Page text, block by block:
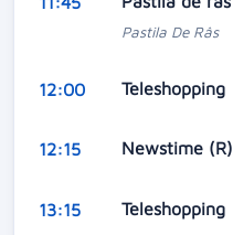
Pastila De Râs
12:00 Teleshopping
12:15 Newstime (R)
13:15 Teleshopping